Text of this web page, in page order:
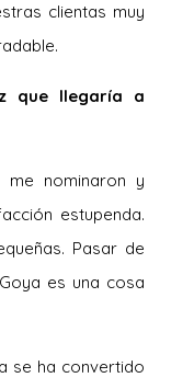
clientas muy
que llegaría a
me nominaron y
estupenda.
Pasar de
es una cosa
se ha convertido